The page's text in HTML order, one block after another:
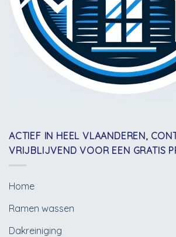
ACTIEF IN HEEL VLAANDEREN,
VRIJBLIJVEND VOOR EEN GRATIS
Home
Ramen wassen
Dakreiniging